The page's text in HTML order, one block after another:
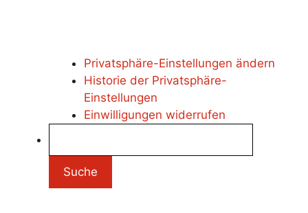
Privatsphäre-Einstellungen ändern
Historie der Privatsphäre-
Einstellungen
Einwilligungen widerrufen